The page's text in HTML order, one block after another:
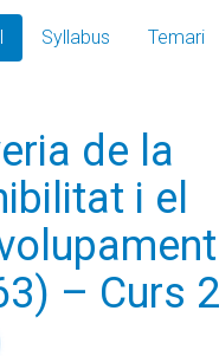
Syllabus Temari
de la
i el
– Curs